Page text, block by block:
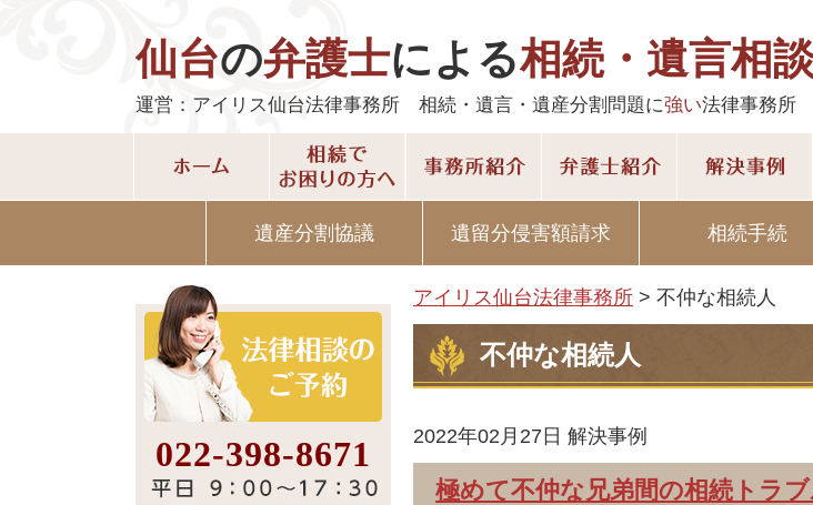
仙台の弁護士による相続・遺言相
運営：アイリス仙台法律事務所 相続・遺言・遺産分割問題に強い法律事務所
遺産分割協議 遺留分侵害額請求 相続手続
アイリス仙台法律事務所 > 不仲な相続人
不仲な相続人
2022年02月27日 解決事例
極めて不仲な兄弟間の相続トラ
022-398-8671